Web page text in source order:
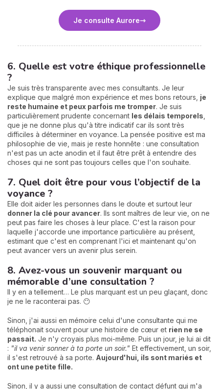
Je consulte Aurore
6. Quelle est votre éthique professionnelle
?
Je suis très transparente avec mes consultants. Je leur
explique que malgré mon expérience et mes bons retours, je
reste humaine et peux parfois me tromper. Je suis
particulièrement prudente concernant les délais temporels
que je ne donne plus qu'à titre indicatif car ils sont très
difficiles à déterminer en voyance. La pensée positive est ma
philosophie de vie, mais je reste honnête : une consultation
n'est pas un acte anodin et il faut être prêt à entendre des
choses qui ne sont pas toujours celles que l'on souhaite.
7. Quel doit être pour vous l’objectif de la
voyance ?
Elle doit aider les personnes dans le doute et surtout leur
donner la clé pour avancer. Ils sont maîtres de leur vie, on ne
peut pas faire les choses à leur place. C'est la raison pour
laquelle j'accorde une importance particulière au présent,
estimant que c'est en comprenant l'ici et maintenant qu'on
peut avancer vers un avenir plus serein.
8. Avez-vous un souvenir marquant ou
mémorable d’une consultation ?
Il y en a tellement… Le plus marquant est un peu glaçant, donc
je ne le raconterai pas. 😶
Sinon, j'ai aussi en mémoire celui d'une consultante qui me
téléphonait souvent pour une histoire de cœur et rien ne se
passait. Je n'y croyais plus moi-même. Puis un jour, je lui ai dit
: "il va venir sonner à ta porte un soir." Et effectivement, un soir,
il s'est retrouvé à sa porte. Aujourd'hui, ils sont mariés et
ont une petite fille.
Sinon, il y a aussi une consultation de contact défunt qui m'a